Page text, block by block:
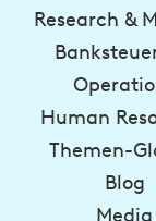
Research &
Human
Themen-
Blog
Media